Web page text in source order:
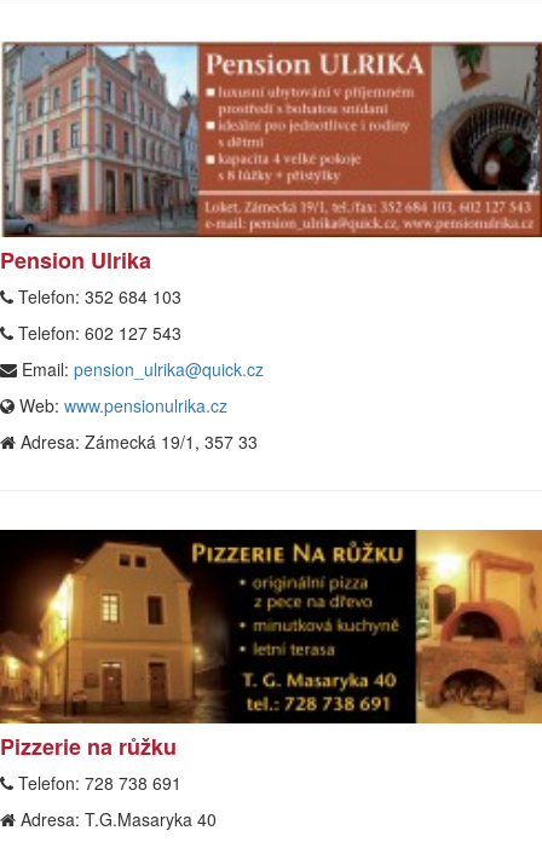
Pension Ulrika
Telefon: 352 684 103
Telefon: 602 127 543
Email: pension_ulrika@quick.cz
Web: www.pensionulrika.cz
Adresa: Zámecká 19/1, 357 33
Pizzerie na růžku
Telefon: 728 738 691
Adresa: T.G.Masaryka 40